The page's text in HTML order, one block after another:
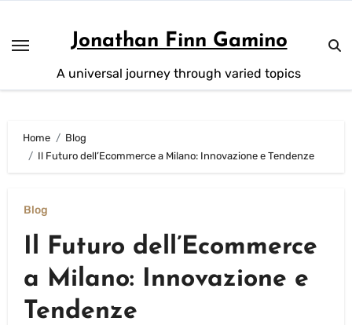
content
Jonathan Finn Gamino
A universal journey through varied topics
Home
Blog
Il Futuro dell’Ecommerce a Milano: Innovazione e Tendenze
Blog
Il Futuro dell’Ecommerce
a Milano: Innovazione e
Tendenze